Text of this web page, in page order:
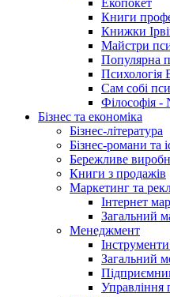
Екопокет
Книги
Книжки
Майстри
Популярна
Сам собі
Філософія -
Бізнес та економіка
Бізнес-література
Бізнес-романи та
Бережливе
Книги з продажів
Маркетинг та
Інтернет
Загальний
Менеджмент
Загальний
Управління